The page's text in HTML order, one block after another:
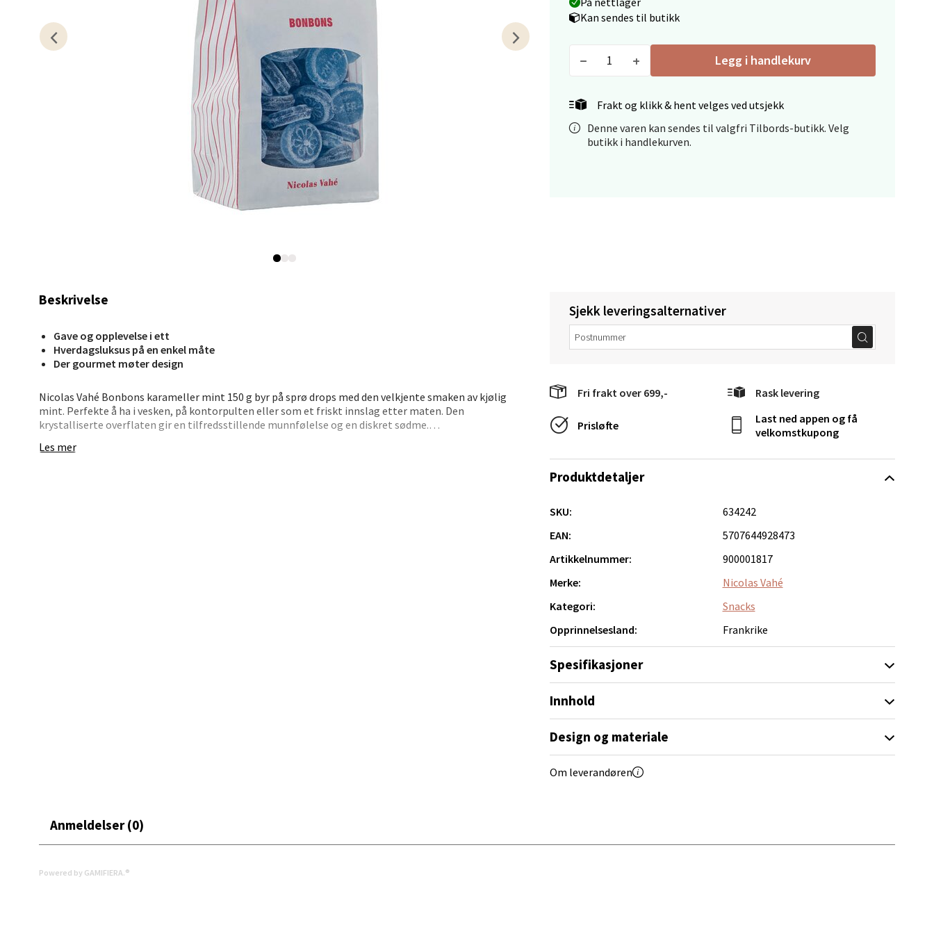
Kan sendes til butikk
Legg i handlekurv
Frakt og klikk & hent velges ved utsjekk
Denne varen kan sendes til valgfri Tilbords-butikk. Velg
butikk i handlekurven.
Beskrivelse
Gave og opplevelse i ett
Hverdagsluksus på en enkel måte
Der gourmet møter design
Nicolas Vahé Bonbons karameller mint 150 g byr på sprø drops med den velkjente smaken av kjølig
mint. Perfekte å ha i vesken, på kontorpulten eller som et friskt innslag etter maten. Den
krystalliserte overflaten gir en tilfredsstillende munnfølelse og en diskret sødme.
• Drops med frisk smak av ekte mint
Les mer
Sjekk leveringsalternativer
Fri frakt over 699,- Rask levering
Prisløfte
Last ned appen og få
velkomstkupong
Produktdetaljer
SKU:
634242
EAN:
5707644928473
Artikkelnummer:
900001817
Merke:
Nicolas Vahé
Kategori:
Snacks
Opprinnelsesland:
Frankrike
Spesifikasjoner
Innhold
Design og materiale
Om leverandøren
Anmeldelser (0)
Powered by GAMIFIERA.®
Kristiansand - Markens
Lillemarkens markensgate 25B, 4611 Kristiansand
Åpent i dag 09-18
0 i butikk
Oslo - Linderud
Velg
Velg
Mo i Rana - Thon Senter Mo i Rana